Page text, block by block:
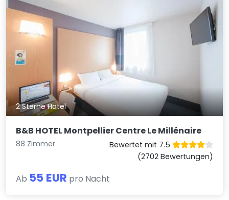
2 Sterne Hotel
B&B HOTEL Montpellier Centre Le Millénaire
88 Zimmer
Bewertet mit 7.5
(2702 Bewertungen)
Ab 55 EUR pro Nacht